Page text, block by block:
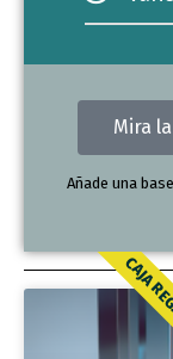
Mira
Añade una
CAJA